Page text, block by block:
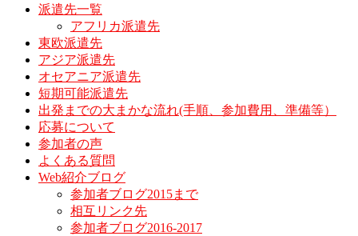
派遣先一覧
アフリカ派遣先
東欧派遣先
アジア派遣先
オセアニア派遣先
短期可能派遣先
出発までの大まかな流れ(手順、参加費用、準備等）
応募について
参加者の声
よくある質問
Web紹介ブログ
参加者ブログ2015まで
相互リンク先
参加者ブログ2016-2017